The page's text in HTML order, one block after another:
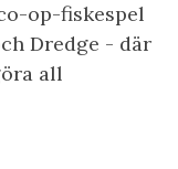
op-fiskespel
Dredge - där
all